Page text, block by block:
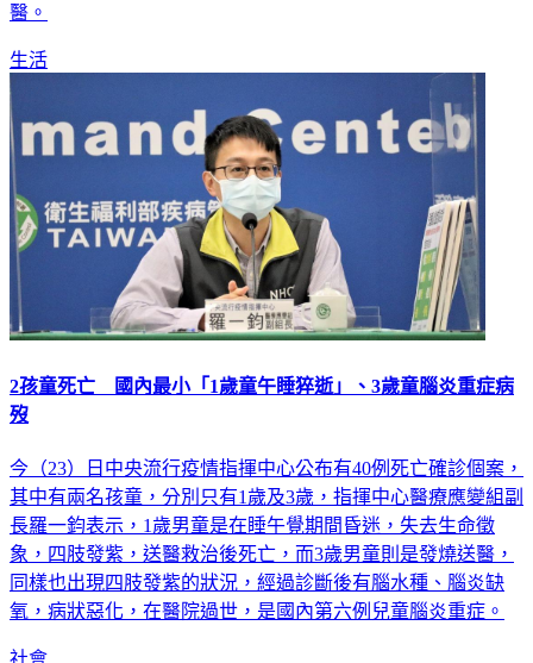
醫。
生活
2孩童死亡 國內最小「1歲童午睡猝逝」、3歲童腦炎重症病
歿
今（23）日中央流行疫情指揮中心公布有40例死亡確診個案，
其中有兩名孩童，分別只有1歲及3歲，指揮中心醫療應變組副
長羅一鈞表示，1歲男童是在睡午覺期間昏迷，失去生命徵
象，四肢發紫，送醫救治後死亡，而3歲男童則是發燒送醫，
同樣也出現四肢發紫的狀況，經過診斷後有腦水種、腦炎缺
氧，病狀惡化，在醫院過世，是國內第六例兒童腦炎重症。
社會